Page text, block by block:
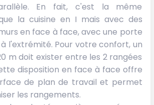
En fait, c'est la même
la cuisine en I mais avec des
en face à face, avec une porte
l'extrémité. Pour votre confort, un
m doit exister entre les 2 rangées
disposition en face à face offre
de plan de travail et permet
les rangements.